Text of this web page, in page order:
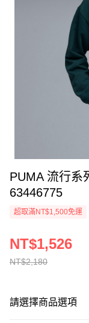
PUMA 流行系
63446775
超取滿NT$1,500免運
NT$2,180
NT$1,526
請選擇商品選項